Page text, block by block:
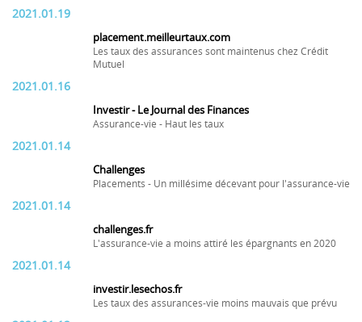
2021.01.19
placement.meilleurtaux.com
Les taux des assurances sont maintenus chez Crédit
Mutuel
2021.01.16
Investir - Le Journal des Finances
Assurance-vie - Haut les taux
2021.01.14
Challenges
Placements - Un millésime décevant pour l'assurance-vie
2021.01.14
challenges.fr
L'assurance-vie a moins attiré les épargnants en 2020
2021.01.14
investir.lesechos.fr
Les taux des assurances-vie moins mauvais que prévu